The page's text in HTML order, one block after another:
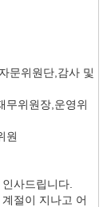
문위원단,감사 및
무위원장,운영위
원
사드립니다.
절이 지나고 어